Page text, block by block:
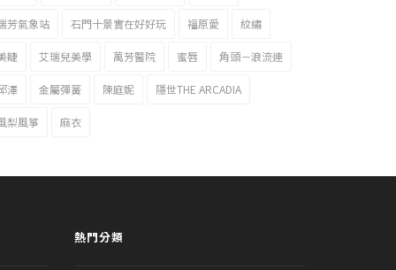
芳氣象站 石門十景實在好好玩 福原愛 紋繡
睫 艾瑞兒美學 萬芳醫院 蜜唇 角頭－浪流連
澤 金屬彈簧 陳庭妮 隱世THE ARCADIA
梨風箏 麻衣
熱門分類